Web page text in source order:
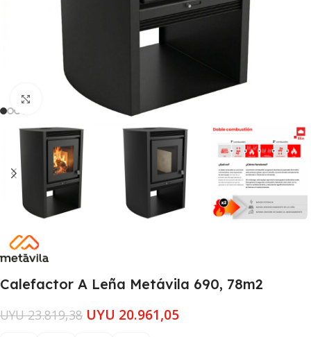
Clic para ampliar
Calefactor A Leña Metávila 690, 78m2
UYU23.819,38 UYU 20.961,05